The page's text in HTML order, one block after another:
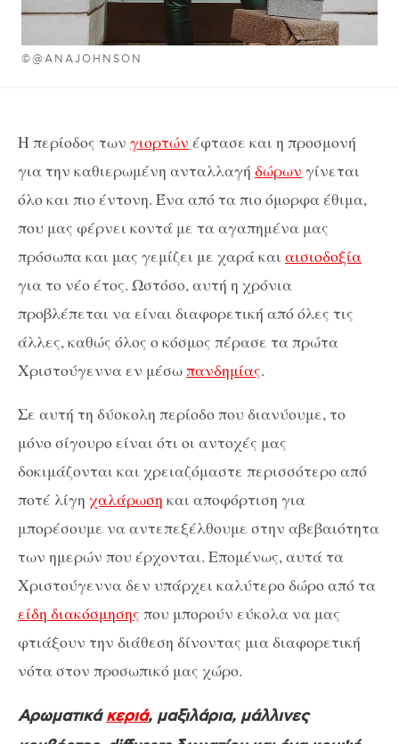
©@ANAJOHNSON
Η περίοδος των γιορτών έφτασε και η προσμονή
για την καθιερωμένη ανταλλαγή δώρων γίνεται
όλο και πιο έντονη. Ένα από τα πιο όμορφα έθιμα,
που μας φέρνει κοντά με τα αγαπημένα μας
πρόσωπα και μας γεμίζει με χαρά και αισιοδοξία
για το νέο έτος. Ωστόσο, αυτή η χρόνια
προβλέπεται να είναι διαφορετική από όλες τις
άλλες, καθώς όλος ο κόσμος πέρασε τα πρώτα
Χριστούγεννα εν μέσωπανδημίας.
Σε αυτή τη δύσκολη περίοδο που διανύουμε, το
μόνο σίγουρο είναι ότι οι αντοχές μας
δοκιμάζονται και χρειαζόμαστε περισσότερο από
ποτέ λίγη χαλάρωση και αποφόρτιση για
μπορέσουμε να αντεπεξέλθουμε στην αβεβαιότητα
των ημερών που έρχονται. Επομένως, αυτά τα
Χριστούγεννα δεν υπάρχει καλύτερο δώρο από τα
είδη διακόσμησης που μπορούν εύκολα να μας
φτιάξουν την διάθεση δίνοντας μια διαφορετική
νότα στον προσωπικό μας χώρο.
Αρωματικάκεριά, μαξιλάρια, μάλλινες